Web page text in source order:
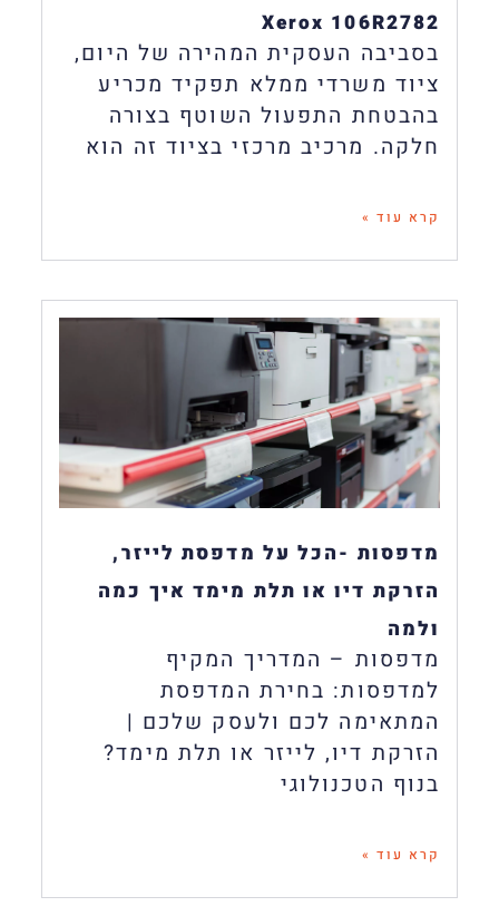
Xerox 106R2782
בסביבה העסקית המהירה של היום,
ציוד משרדי ממלא תפקיד מכריע
בהבטחת התפעול השוטף בצורה
חלקה. מרכיב מרכזי בציוד זה הוא
קרא עוד »
מדפסות -הכל על מדפסת לייזר,
הזרקת דיו או תלת מימד איך כמה
ולמה
מדפסות – המדריך המקיף
למדפסות: בחירת המדפסת
המתאימה לכם ולעסק שלכם |
הזרקת דיו, לייזר או תלת מימד?
בנוף הטכנולוגי
קרא עוד »